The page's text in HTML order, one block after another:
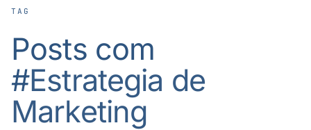
TAG
Posts com
#Estrategia de
Marketing